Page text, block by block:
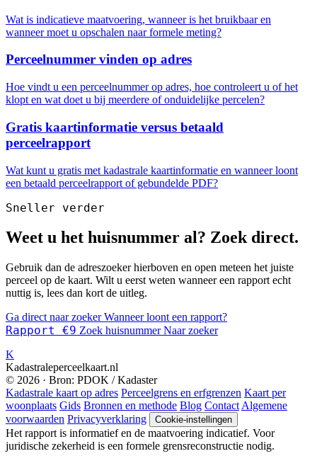
Wat is indicatieve maatvoering, wanneer is het bruikbaar en
wanneer moet u opschalen naar formele meting?
Perceelnummer vinden op adres
Hoe vindt u een perceelnummer op adres, hoe controleert u of het
klopt en wat doet u bij meerdere of onduidelijke percelen?
Gratis kaartinformatie versus betaald
perceelrapport
Wat kunt u gratis met kadastrale kaartinformatie en wanneer loont
een betaald perceelrapport of gebundelde PDF?
Sneller verder
Weet u het huisnummer al? Zoek direct.
Gebruik dan de adreszoeker hierboven en open meteen het juiste
perceel op de kaart. Wilt u eerst weten wanneer een rapport echt
nuttig is, lees dan kort de uitleg.
Ga direct naar zoekerWanneer loont een rapport?
Rapport €9 Zoek huisnummer Naar zoeker
K
Kadastraleperceelkaart.nl
© 2026 · Bron: PDOK / Kadaster
Kadastrale kaart op adres Perceelgrens en erfgrenzen Kaart per
woonplaats Gids Bronnen en methode Blog Contact Algemene
voorwaarden Privacyverklaring Cookie-instellingen
Het rapport is informatief en de maatvoering indicatief. Voor
juridische zekerheid is een formele grensreconstructie nodig.